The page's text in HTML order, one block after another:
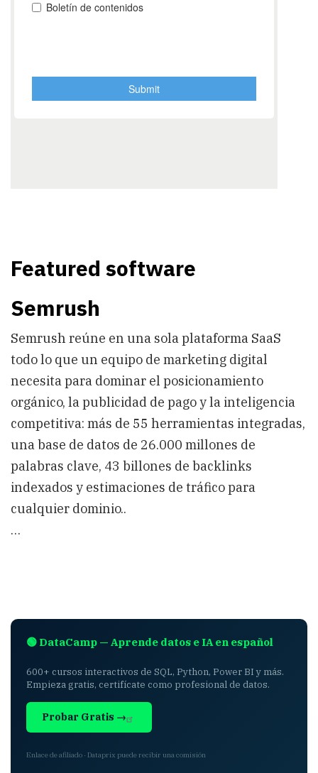
Featured software
Semrush
Semrush reúne en una sola plataforma SaaS
todo lo que un equipo de marketing digital
necesita para dominar el posicionamiento
orgánico, la publicidad de pago y la inteligencia
competitiva: más de 55 herramientas integradas,
una base de datos de 26.000 millones de
palabras clave, 43 billones de backlinks
indexados y estimaciones de tráfico para
cualquier dominio..
…
🟢 DataCamp — Aprende datos e IA en español
600+ cursos interactivos de SQL, Python, Power BI y más.
Empieza gratis, certifícate como profesional de datos.
Probar Gratis →
Enlace de afiliado · Dataprix puede recibir una comisión